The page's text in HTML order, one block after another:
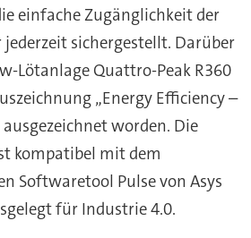
einfache Zugänglichkeit der
sichergestellt. Darüber
Lötanlage Quattro-Peak R360
„Energy Efficiency –
worden. Die
kompatibel mit dem
Softwaretool Pulse von Asys
für Industrie 4.0.